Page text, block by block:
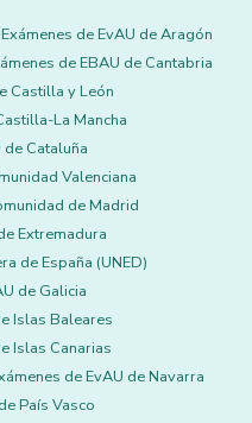
Exámenes de EvAU de Aragón
de EBAU de Cantabria
Castilla y León
La Mancha
de Cataluña
Valenciana
de Madrid
Extremadura
de España (UNED)
de Galicia
Islas Baleares
Islas Canarias
de EvAU de Navarra
País Vasco